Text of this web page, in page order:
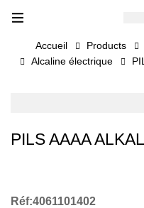
Accueil Products
Alcaline électrique
PILS AAAA
Réf:4061101402